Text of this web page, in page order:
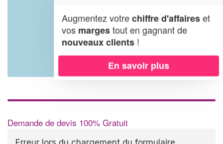
OpenStreetMap contributors,
Demande de devis 100% Gratuit
Augmentez votrechiffre d'affaireset
vos margestout en gagnant de
nouveaux clients !
En savoir plus